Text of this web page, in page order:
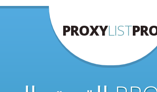
PROXYLIST